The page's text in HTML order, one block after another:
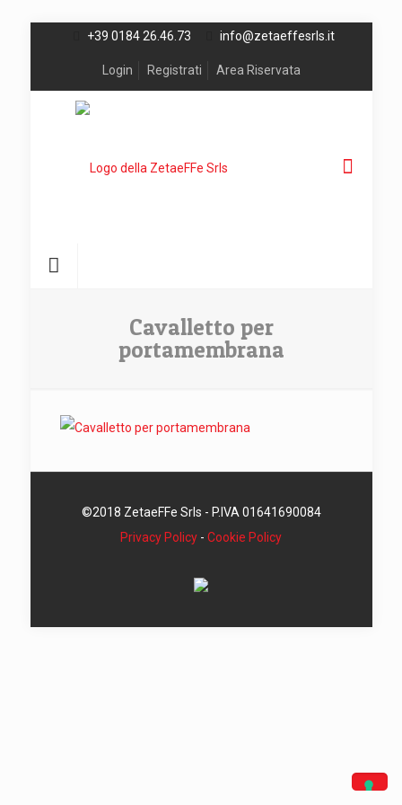
+39 0184 26.46.73 info@zetaeffesrls.it
Login Registrati Area Riservata
Cavalletto per
portamembrana
©2018 ZetaeFFe Srls - P.IVA 01641690084
Privacy Policy - Cookie Policy